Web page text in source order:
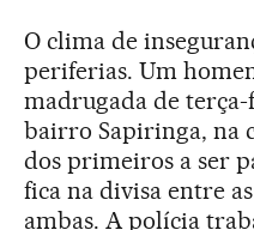
O clima de
periferias. Um
madrugada de
bairro Sapiringa, na
dos primeiros a ser
fica na divisa entre
ambas. A polícia